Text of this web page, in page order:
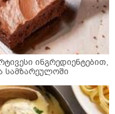
ინგრედიენტებით,
სამზარეულოში